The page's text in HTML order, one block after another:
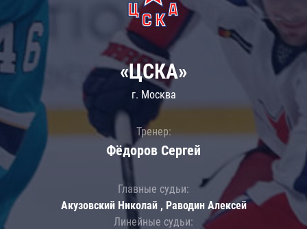
«ЦСКА»
г. Москва
Тренер:
Фёдоров Сергей
Главные судьи:
Акузовский Николай , Раводин Алексей
Линейные судьи: